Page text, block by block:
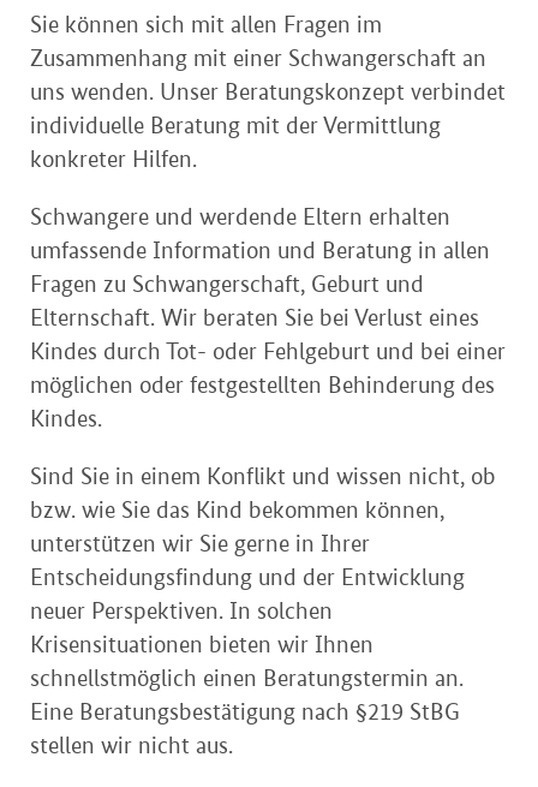
Sie können sich mit allen Fragen im
Zusammenhang mit einer Schwangerschaft an
uns wenden. Unser Beratungskonzept verbindet
individuelle Beratung mit der Vermittlung
konkreter Hilfen.
Schwangere und werdende Eltern erhalten
umfassende Information und Beratung in allen
Fragen zu Schwangerschaft, Geburt und
Elternschaft. Wir beraten Sie bei Verlust eines
Kindes durch Tot- oder Fehlgeburt und bei einer
möglichen oder festgestellten Behinderung des
Kindes.
Sind Sie in einem Konflikt und wissen nicht, ob
bzw. wie Sie das Kind bekommen können,
unterstützen wir Sie gerne in Ihrer
Entscheidungsfindung und der Entwicklung
neuer Perspektiven. In solchen
Krisensituationen bieten wir Ihnen
schnellstmöglich einen Beratungstermin an.
Eine Beratungsbestätigung nach §219 StBG
stellen wir nicht aus.